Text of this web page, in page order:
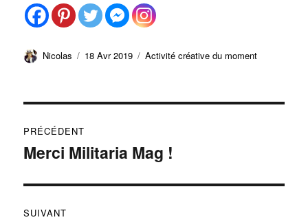
Auteur
Nicolas
Publié
18 Avr 2019 Catégories
Activité créative du moment
de
PRÉCÉDENT
Publication
Merci Militaria Mag !
SUIVANT